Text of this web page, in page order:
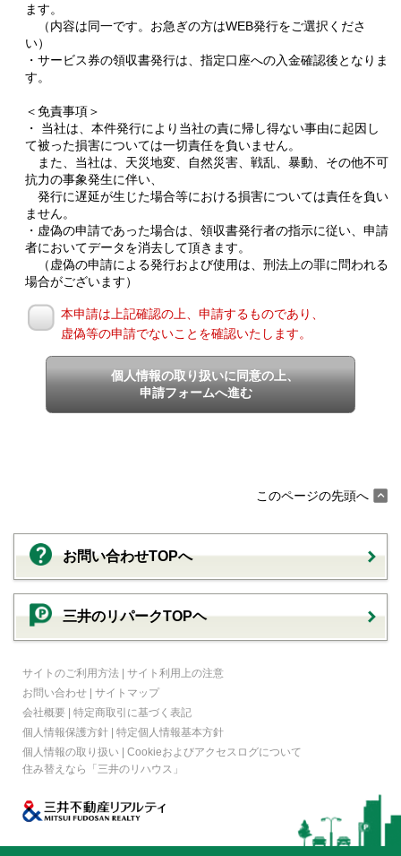
ます。
（内容は同一です。お急ぎの方はWEB発行をご選択くださ
い）
・サービス券の領収書発行は、指定口座への入金確認後となりま
す。
＜免責事項＞
・ 当社は、本件発行により当社の責に帰し得ない事由に起因し
て被った損害については一切責任を負いません。
また、当社は、天災地変、自然災害、戦乱、暴動、その他不可
抗力の事象発生に伴い、
発行に遅延が生じた場合等における損害については責任を負い
ません。
・虚偽の申請であった場合は、領収書発行者の指示に従い、申請
者においてデータを消去して頂きます。
（虚偽の申請による発行および使用は、刑法上の罪に問われる
場合がございます）
本申請は上記確認の上、申請するものであり、
虚偽等の申請でないことを確認いたします。
個人情報の取り扱いに同意の上、
申請フォームへ進む
このページの先頭へ
お問い合わせTOPへ
三井のリパークTOPヘ
サイトのご利用方法 | サイト利用上の注意
お問い合わせ | サイトマップ
会社概要 | 特定商取引に基づく表記
個人情報保護方針 | 特定個人情報基本方針
個人情報の取り扱い | Cookieおよびアクセスログについて
住み替えなら
「三井のリハウス」